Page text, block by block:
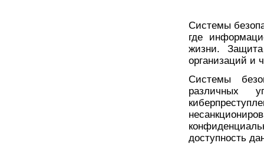
Системы
где
жизни.
организаций и
Системы
различных
доступность